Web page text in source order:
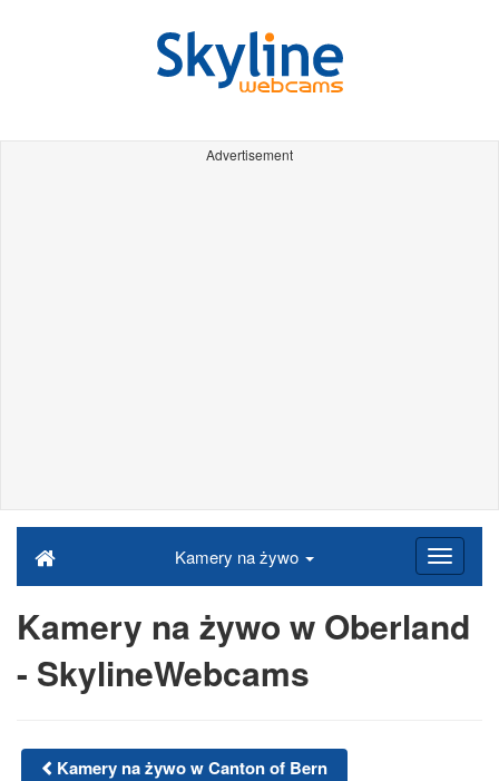
Advertisement
Kamery na żywo
Kamery na żywo w Oberland
- SkylineWebcams
Kamery na żywo w Canton of Bern